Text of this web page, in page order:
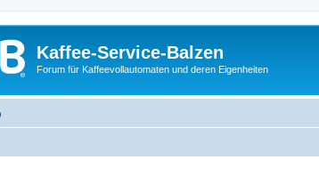
Kaffee-Service-Balzen
Forum für Kaffeevollautomaten und deren Eigenheiten